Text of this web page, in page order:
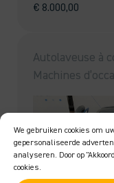
We gebruiken cookies om
gepersonaliseerde
analyseren. Door op
cookies.
€ 8.000,00
Autolaveuse à
Machines